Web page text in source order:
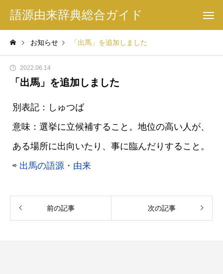
語源由来辞典総合ガイド
お知らせ 「出馬」を追加しました
2022.06.14
「出馬」を追加しました
別表記：しゅつば
意味：選挙に立候補すること。地位の高い人が、
ある場所に出向いたり、事に臨んだりすること。
⇨ 出馬の語源・由来
前の記事 次の記事